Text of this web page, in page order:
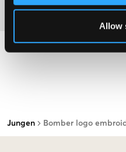
Allow
Jungen Bomber logo
Material